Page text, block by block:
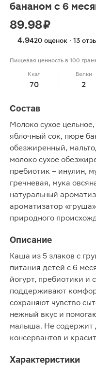
бананом с 6
89.98 ₽
4.9420 оценок · 13
Пищевая ценность в 100
Ккал
70
Белки
2
Состав
Молоко сухое
яблочный сок, пюре
обезжиренный,
молоко сухое
пребиотик – инулин,
гречневая, мука
натуральный
ароматизатор
природного
Описание
Каша из 5 злаков с
питания детей с 6
йогурт, пребиотики и
поддерживают
сохраняют чувство
нежный вкус и
малыша. Не содержит
консервантов и
Характеристики